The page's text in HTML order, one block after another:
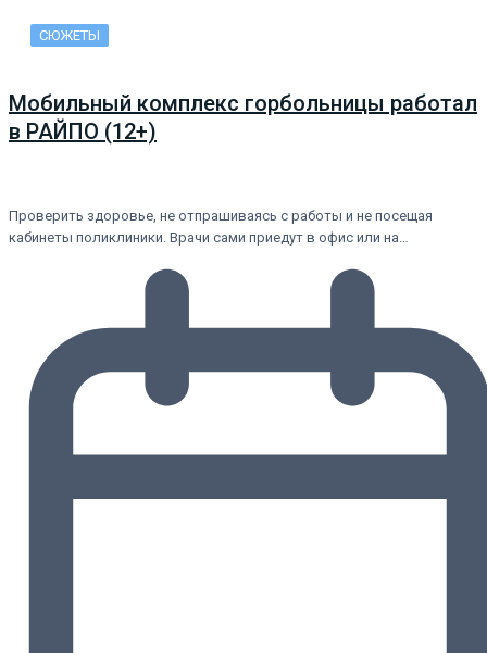
СЮЖЕТЫ
Мобильный комплекс горбольницы работал
в РАЙПО (12+)
Проверить здоровье, не отпрашиваясь с работы и не посещая
кабинеты поликлиники. Врачи сами приедут в офис или на…